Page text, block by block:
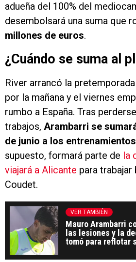
adueña del 100% del
desembolsará una suma que
millones de euros.
¿Cuándo se suma al
River arrancó la
por la mañana y el viernes
rumbo a España. Tras
trabajos, Arambarri se
de junio a los
supuesto, formará parte de la
viajará a Alicante para
Coudet.
VER TAMBIÉN
Mauro Arambarri
las lesiones y la
tomó para reflotar